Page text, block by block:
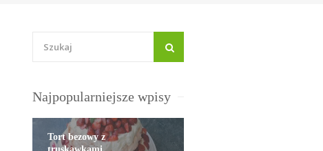
Najpopularniejsze wpisy
Tort bezowy z